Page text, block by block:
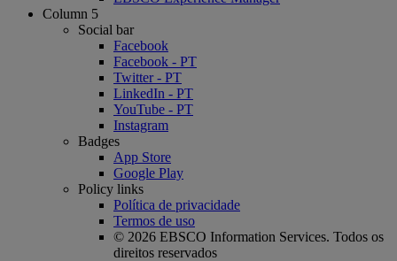
Column 5
Social bar
Facebook
Facebook - PT
Twitter - PT
LinkedIn - PT
YouTube - PT
Instagram
Badges
App Store
Google Play
Policy links
Política de privacidade
Termos de uso
© 2026 EBSCO Information Services. Todos os
direitos reservados